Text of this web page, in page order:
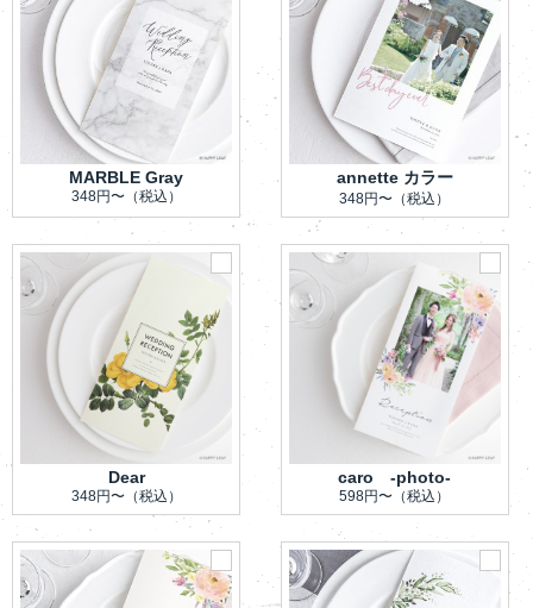
MARBLE Gray
348円〜（税込）
annette カラー
348円〜 （税込）
Dear
348円〜（税込）
caro -photo-
598円〜 （税込）